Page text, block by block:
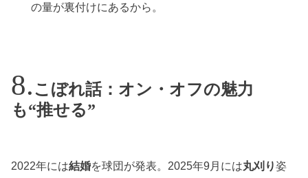
の量が裏付けにあるから。
こぼれ話：オン・オフの魅力
も“推せる”
2022年には結婚を球団が発表。2025年9月には丸刈り姿